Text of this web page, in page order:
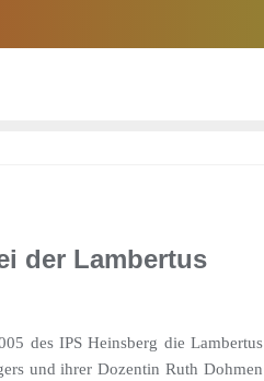
der Lambertus
des IPS Heinsberg die Lambertus
und ihrer Dozentin Ruth Dohmen